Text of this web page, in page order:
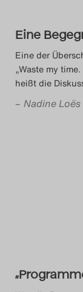
Eine
Eine der
„Waste my
heißt die
– Nadine Loës